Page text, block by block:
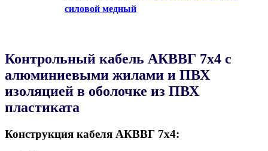
силовой медный
Контрольный кабель AКВВГ 7х4 с
алюминиевыми жилами и ПВХ
изоляцией в оболочке из ПВХ
пластиката
Конструкция кабеля AКВВГ 7х4: